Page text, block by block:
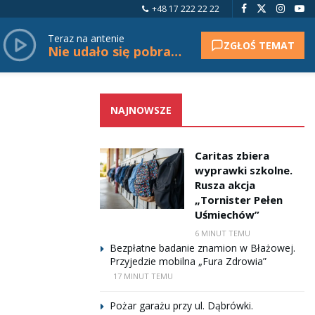
+48 17 222 22 22
Teraz na antenie
Nie udało się pobrać tytułu. ZGŁOŚ TEMAT
NAJNOWSZE
Caritas zbiera
wyprawki szkolne.
Rusza akcja
„Tornister Pełen
Uśmiechów”
6 MINUT TEMU
Bezpłatne badanie znamion w Błażowej.
Przyjedzie mobilna „Fura Zdrowia”
17 MINUT TEMU
Pożar garażu przy ul. Dąbrówki.